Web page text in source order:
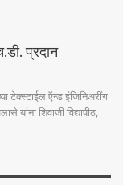
प्रदान
ऍन्ड इंजिनिअरींग
यांना शिवाजी विद्यापीठ,